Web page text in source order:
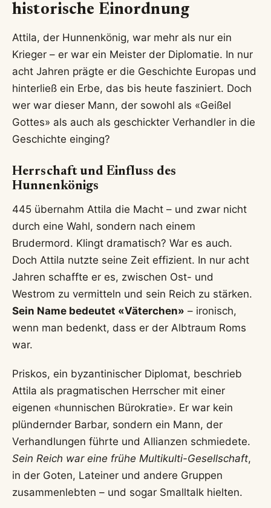
historische Einordnung
Attila, der Hunnenkönig, war mehr als nur ein
Krieger – er war ein Meister der Diplomatie. In nur
acht Jahren prägte er die Geschichte Europas und
hinterließ ein Erbe, das bis heute fasziniert. Doch
wer war dieser Mann, der sowohl als «Geißel
Gottes» als auch als geschickter Verhandler in die
Geschichte einging?
Herrschaft und Einfluss des
Hunnenkönigs
445 übernahm Attila die Macht – und zwar nicht
durch eine Wahl, sondern nach einem
Brudermord. Klingt dramatisch? War es auch.
Doch Attila nutzte seine Zeit effizient. In nur acht
Jahren schaffte er es, zwischen Ost- und
Westrom zu vermitteln und sein Reich zu stärken.
Sein Name bedeutet «Väterchen» – ironisch,
wenn man bedenkt, dass er der Albtraum Roms
war.
Priskos, ein byzantinischer Diplomat, beschrieb
Attila als pragmatischen Herrscher mit einer
eigenen «hunnischen Bürokratie». Er war kein
plündernder Barbar, sondern ein Mann, der
Verhandlungen führte und Allianzen schmiedete.
Sein Reich war eine frühe Multikulti-Gesellschaft,
in der Goten, Lateiner und andere Gruppen
zusammenlebten – und sogar Smalltalk hielten.